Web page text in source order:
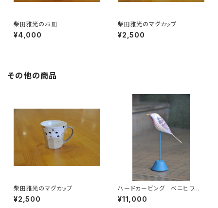
柴田雅光のお皿
¥4,000
柴田雅光のマグカップ
¥2,500
その他の商品
柴田雅光のマグカップ
¥2,500
ハードカービング ベニヒワ
安藤公一
¥11,000